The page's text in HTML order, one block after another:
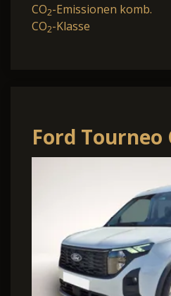
CO2-Emissionen komb.
CO2-Klasse
Ford Tourneo
EcoBoost